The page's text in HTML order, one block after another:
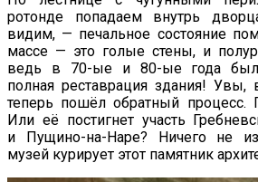
ротонде попадаем внутрь
видим, — печальное состояние
массе — это голые стены, и
ведь в 70-ые и 80-ые года
полная реставрация здания!
теперь пошёл обратный процесс.
Или её постигнет участь
и Пущино-на-Наре? Ничего не
музей курирует этот памятник